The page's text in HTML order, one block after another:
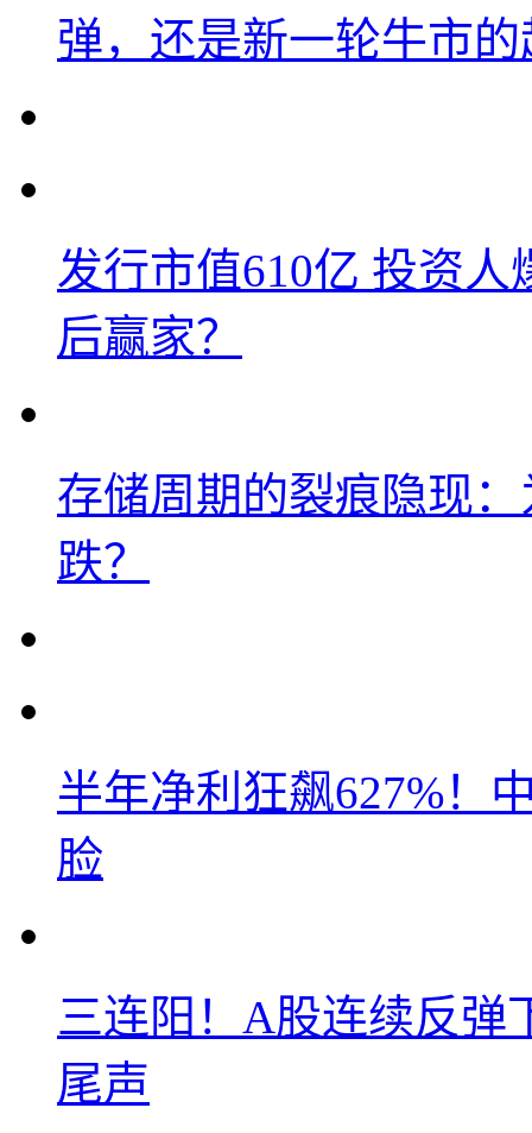
弹，还是新一轮牛市
发行市值610亿 投资
后赢家？
存储周期的裂痕隐现
跌？
半年净利狂飙627%！
脸
三连阳！A股连续反弹
尾声